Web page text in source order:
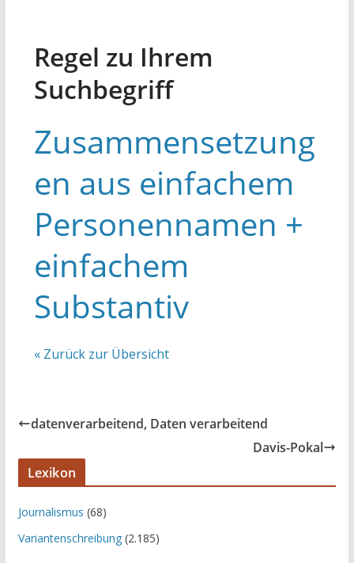
Regel zu Ihrem
Suchbegriff
Zusammensetzung
en aus einfachem
Personennamen +
einfachem
Substantiv
« Zurück zur Übersicht
datenverarbeitend, Daten verarbeitend
Davis-Pokal
Lexikon
Journalismus (68)
Variantenschreibung(2.185)